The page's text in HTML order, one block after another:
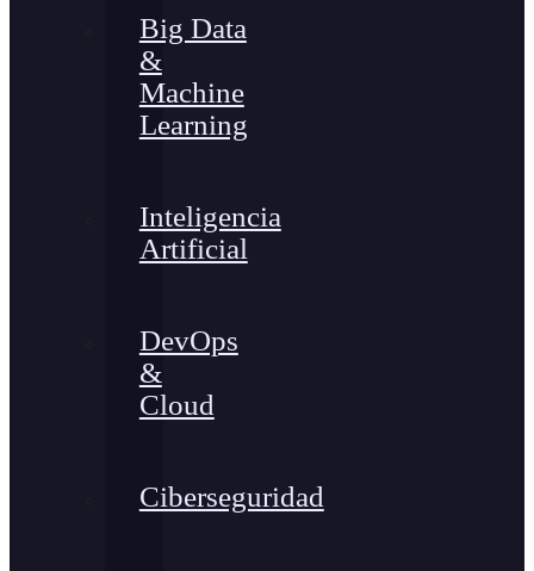
Big Data
&
Machine
Learning
Inteligencia
Artificial
DevOps
&
Cloud
Ciberseguridad